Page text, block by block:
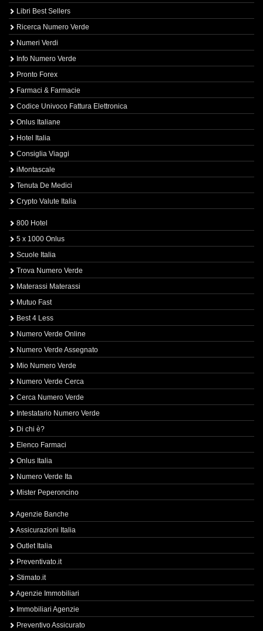
Libri Best Sellers
Ricerca Numero Verde
Numeri Verdi
Info Numero Verde
Pronto Forex
Farmaci & Farmacie
Codice Univoco Fattura Elettronica
Onlus Italiane
Hotel Italia
Consiglia Viaggi
iMontascale
Tenuta De Medici
Crypto Valute Italia
800 Hotel
5 x 1000 Onlus
Scuole Italia
Trova Numero Verde
Materassi Materassi
Mutuo Fast
Best 4 Less
Numero Verde Online
Numero Verde Assegnato
Mio Numero Verde
Numero Verde Cerca
Cerca Numero Verde
Intestatario Numero Verde
Di chi è?
Elenco Farmaci
Onlus Italia
Numero Verde Ita
Mister Peperoncino
Agenzie Banche
Assicurazioni Italia
Outlet Italia
Preventivato.it
Stimato.it
Agenzie Immobiliari
Immobiliari Agenzie
Preventivo Assicurato